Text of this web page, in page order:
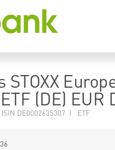
STOXX
(DE) EUR
DE0002635307 | ETF